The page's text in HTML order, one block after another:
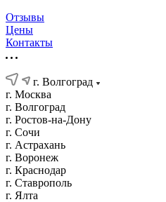
Отзывы
Цены
Контакты
г. Волгоград
г. Москва
г. Волгоград
г. Ростов-на-Дону
г. Сочи
г. Астрахань
г. Воронеж
г. Краснодар
г. Ставрополь
г. Ялта